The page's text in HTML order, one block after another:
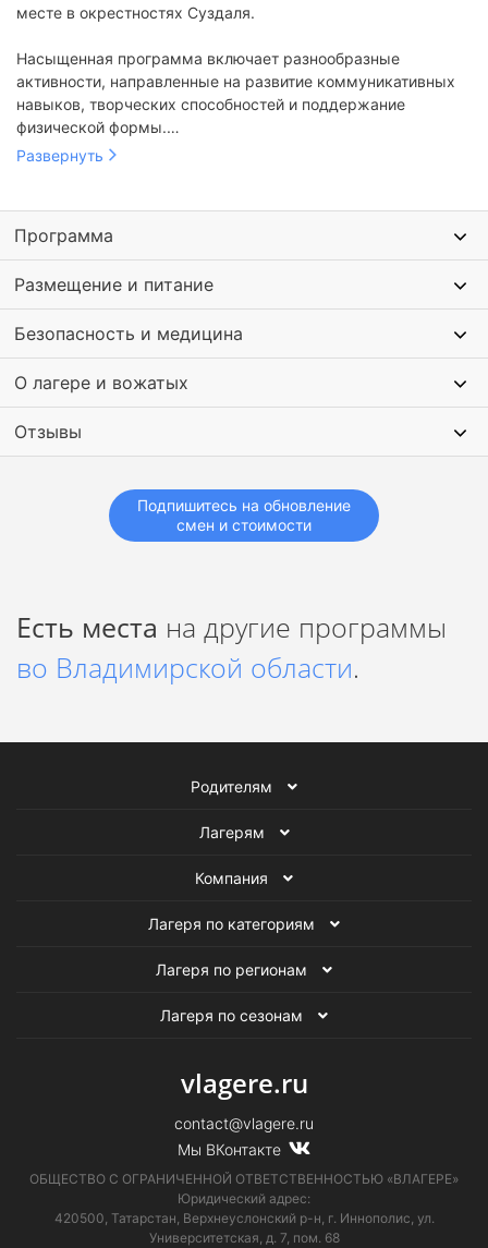
месте в окрестностях Суздаля.
Насыщенная программа включает разнообразные
активности, направленные на развитие коммуникативных
навыков, творческих способностей и поддержание
физической формы.
достопримечательностями древнего города.
Развернуть
Программа
Размещение и питание
Безопасность и медицина
О лагере и вожатых
Отзывы
Подпишитесь на обновление
смен и стоимости
Есть места на другие программы
во Владимирской области.
Родителям
Лагерям
Компания
Лагеря по категориям
Лагеря по регионам
Лагеря по сезонам
vlagere.ru
contact@vlagere.ru
Мы ВКонтакте
ОБЩЕСТВО С ОГРАНИЧЕННОЙ ОТВЕТСТВЕННОСТЬЮ «ВЛАГЕРЕ»
Юридический адрес:
420500, Татарстан, Верхнеуслонский р-н, г. Иннополис, ул.
Университетская, д. 7, пом. 68